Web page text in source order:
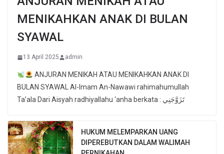
MENIKAHKAN ANAK DI BULAN
SYAWAL
13 April 2025 admin
ANJURAN MENIKAH ATAU MENIKAHKAN ANAK DI
BULAN SYAWAL Al-Imam An-Nawawi rahimahumullah
Ta’ala Dari Aisyah radhiyallahu ‘anha berkata : تَزَوَّجَنِي
HUKUM MELEMPARKAN UANG
DIPEREBUTKAN DALAM WALIMAH